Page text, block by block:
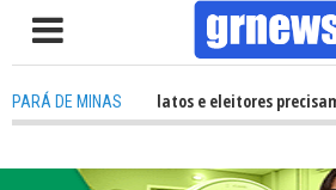
PARÁ DE MINAS
TV: O que candidatos e eleitores precisam